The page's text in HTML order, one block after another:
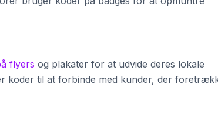
flyers og plakater for at udvide deres lokale
koder til at forbinde med kunder, der